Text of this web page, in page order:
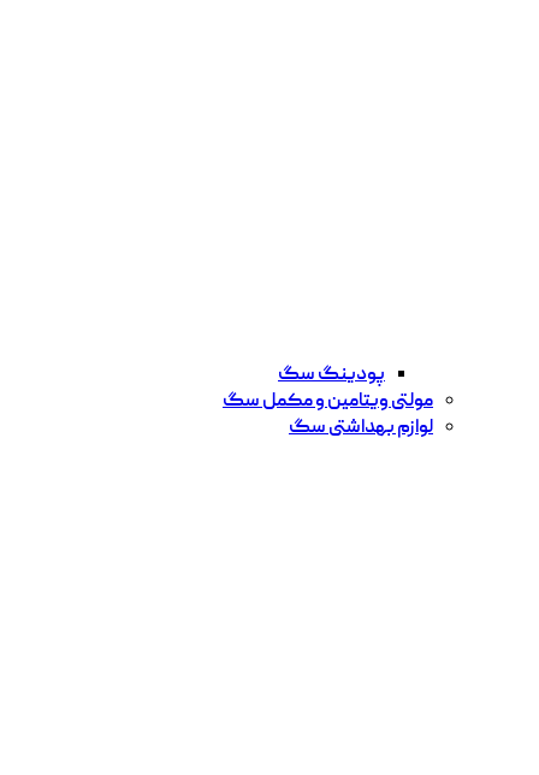
پودینگ سگ
مولتی ویتامین و مکمل سگ
لوازم بهداشتی سگ